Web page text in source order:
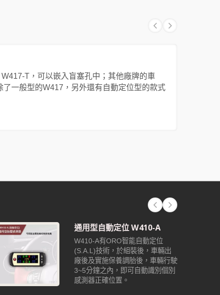
T，可以嵌入盲塞孔中；其他廠牌的車
一般型的W417，另外還有自動定位型的款式
通用型自動定位 W410-A
W410-A有ORO智能自動定位
(S.A.L)技術，於組裝後，車輛出
廠後及實施保養調胎後，車輛行駛
3~5分鐘之內，即可自動識別個別
感測器正確位置。